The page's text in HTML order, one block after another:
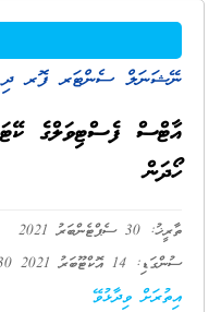
ނޭޝަނަލް ސެންޓަރ ފޮރ
އާޓްސް ފެސްޓިވަލްގެ
ހޯދަން
ތާރީޚު: 30 ސެޕްޓެންބަރު 2021
ސުންގަޑި: 14 އޮކްޓޫބަރު 2021 09:30
އިތުރަށް ވިދާޅުވޭ